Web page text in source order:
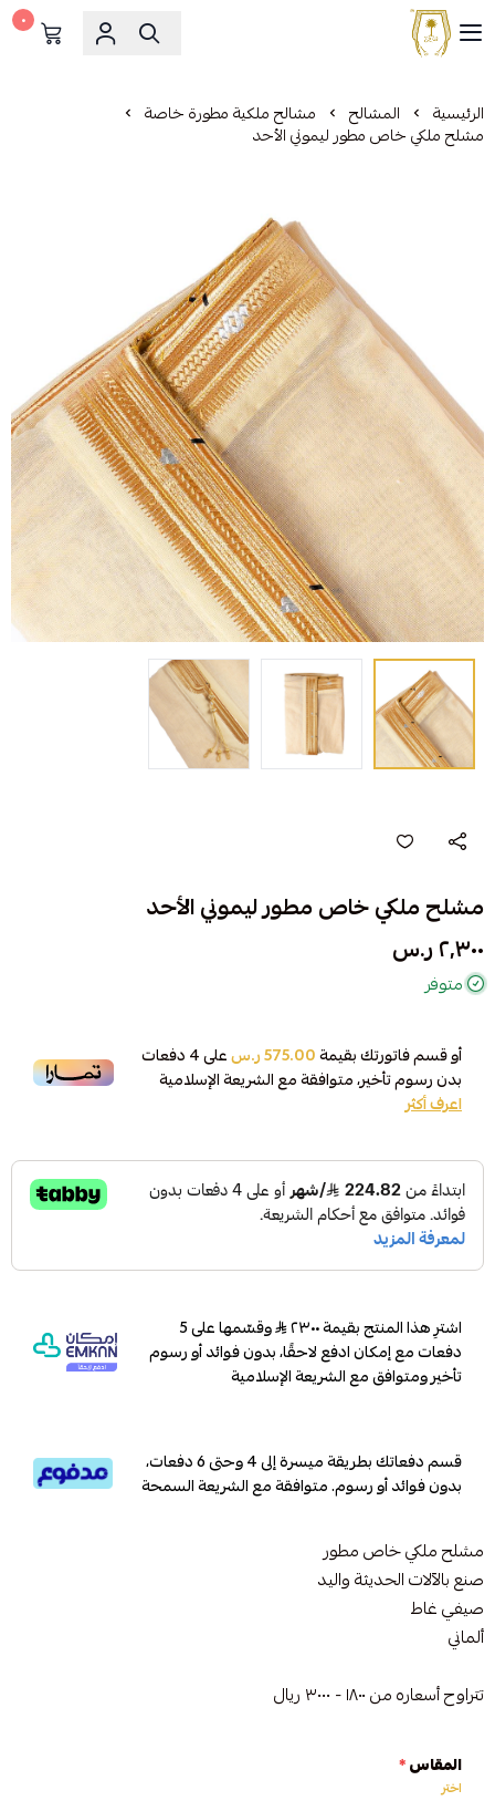
مشالح المهدي الملكية
٠
الرئيسية المشالح مشالح ملكية مطورة خاصة
مشلح ملكي خاص مطور ليموني الأحد
مشلح ملكي خاص مطور ليموني الأحد
٢٬٣٠٠ ر.س
متوفر
أو قسم فاتورتك بقيمة575.00 ر.س على4دفعات
بدون رسوم تأخير، متوافقة مع الشريعة الإسلامية
اعرف أكثر
اشترِ هذا المنتج بقيمة ٢٣٠٠
وقسّمها على 5
دفعات مع إمكان ادفع لاحقًا، بدون فوائد أو رسوم
تأخير ومتوافق مع الشريعة الإسلامية
قسم دفعاتك بطريقة ميسرة إلى 4 وحتى 6 دفعات،
بدون فوائد أو رسوم. متوافقة مع الشريعة السمحة
مشلح ملكي خاص مطور
صنع بالآلات الحديثة واليد
صيفي غاط
ألماني
تتراوح أسعاره من ١٨٠٠ - ٣٠٠٠ ريال
المقاس*
اختر